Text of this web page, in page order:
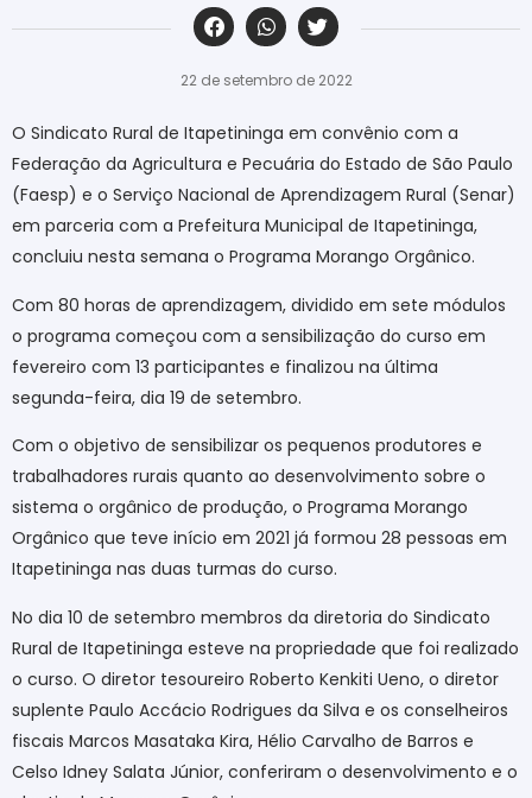
‎ ‎ ‎ ‎ ‎ ‎ ‎ ‎ ‎ ‎ ‎ ‎ ‎ ‎ ‎ ‎ ‎ ‎ ‎ ‎ ‎ ‎ ‎ ‎ ‎ ‎ ‎ ‎ ‎ ‎ ‎
22 de setembro de 2022
O Sindicato Rural de Itapetininga em convênio com a
Federação da Agricultura e Pecuária do Estado de São Paulo
(Faesp) e o Serviço Nacional de Aprendizagem Rural (Senar)
em parceria com a Prefeitura Municipal de Itapetininga,
concluiu nesta semana o Programa Morango Orgânico.
Com 80 horas de aprendizagem, dividido em sete módulos
o programa começou com a sensibilização do curso em
fevereiro com 13 participantes e finalizou na última
segunda-feira, dia 19 de setembro.
Com o objetivo de sensibilizar os pequenos produtores e
trabalhadores rurais quanto ao desenvolvimento sobre o
sistema o orgânico de produção, o Programa Morango
Orgânico que teve início em 2021 já formou 28 pessoas em
Itapetininga nas duas turmas do curso.
No dia 10 de setembro membros da diretoria do Sindicato
Rural de Itapetininga esteve na propriedade que foi realizado
o curso. O diretor tesoureiro Roberto Kenkiti Ueno, o diretor
suplente Paulo Accácio Rodrigues da Silva e os conselheiros
fiscais Marcos Masataka Kira, Hélio Carvalho de Barros e
Celso Idney Salata Júnior, conferiram o desenvolvimento e o